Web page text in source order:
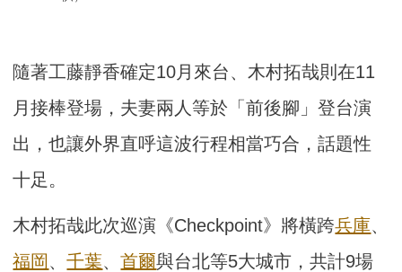
隨著工藤靜香確定10月來台、木村拓哉則在11
月接棒登場，夫妻兩人等於「前後腳」登台演
出，也讓外界直呼這波行程相當巧合，話題性
十足。
木村拓哉此次巡演《Checkpoint》將橫跨兵庫、
福岡、千葉、首爾與台北等5大城市，共計9場